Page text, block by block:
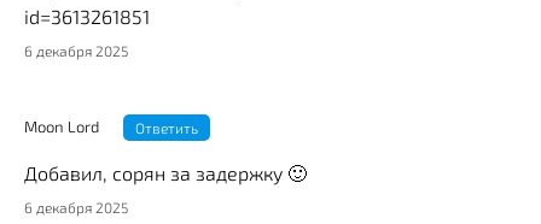
id=3613261851
6 декабря 2025
Moon Lord Ответить
Добавил, сорян за задержку 🙂
6 декабря 2025